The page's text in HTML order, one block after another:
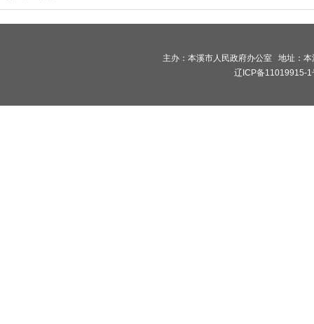
主办：本溪市人民政府办公室 地址：
辽ICP备11019915-1